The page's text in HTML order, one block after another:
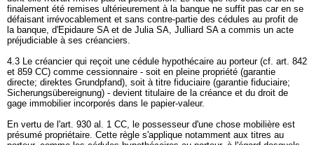
finalement été remises ultérieurement à la banque ne suffit pas car en se
défaisant irrévocablement et sans contre-partie des cédules au profit de
la banque, d'Epidaure SA et de Julia SA, Julliard SA a commis un acte
préjudiciable à ses créanciers.
4.3 Le créancier qui reçoit une cédule hypothécaire au porteur (cf. art. 842
et 859 CC) comme cessionnaire - soit en pleine propriété (garantie
directe; direktes Grundpfand), soit à titre fiduciaire (garantie fiduciaire;
Sicherungsübereignung) - devient titulaire de la créance et du droit de
gage immobilier incorporés dans le papier-valeur.
En vertu de l'art. 930 al. 1 CC, le possesseur d'une chose mobilière est
présumé propriétaire. Cette règle s'applique notamment aux titres au